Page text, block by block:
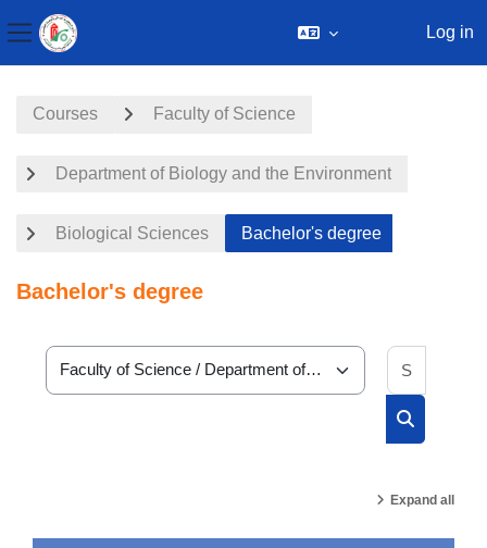
Side panel
Log in
Courses Faculty of Science
Department of Biology and the Environment
Biological Sciences Bachelor's degree
Bachelor's degree
Course categories
Expand all